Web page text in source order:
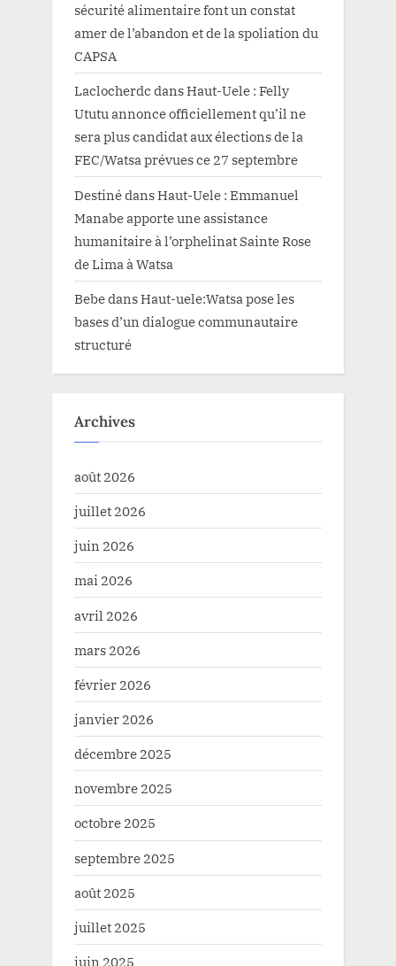
sécurité alimentaire font un constat
amer de l’abandon et de la spoliation du
CAPSA
Laclocherdc dansHaut-Uele : Felly
Ututu annonce officiellement qu’il ne
sera plus candidat aux élections de la
FEC/Watsa prévues ce 27 septembre
DestinédansHaut-Uele : Emmanuel
Manabe apporte une assistance
humanitaire à l’orphelinat Sainte Rose
de Lima à Watsa
BebedansHaut-uele:Watsa pose les
bases d’un dialogue communautaire
structuré
Archives
août 2026
juillet 2026
juin 2026
mai 2026
avril 2026
mars 2026
février 2026
janvier 2026
décembre 2025
novembre 2025
octobre 2025
septembre 2025
août 2025
juillet 2025
juin 2025